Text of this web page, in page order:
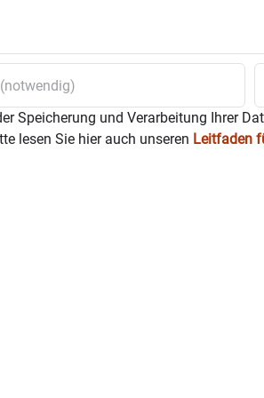
Speicherung und Verarbeitung Ihrer
lesen Sie hier auch unseren Leitfaden